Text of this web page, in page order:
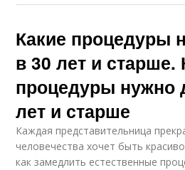
Какие процедуры
в 30 лет и старше.
процедуры нужно
лет и старше
Каждая представительница
человечества хочет быть
как замедлить естественные